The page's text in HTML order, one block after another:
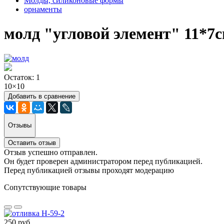
орнаменты
молд "угловой элемент"
Остаток: 1
10×10
Добавить в сравнение
Отзывы
Оставить отзыв
Отзыв успешно отправлен.
Он будет проверен администратором перед публикацией.
Перед публикацией отзывы проходят модерацию
Сопутствующие товары
250 руб